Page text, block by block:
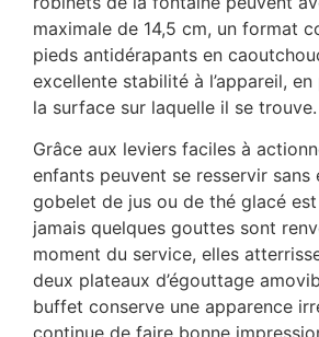
maximale de 14,5 cm, un format
pieds antidérapants en
excellente stabilité à l’appareil,
la surface sur laquelle il se trouve.
Grâce aux leviers faciles à
enfants peuvent se resservir
gobelet de jus ou de thé glacé
jamais quelques gouttes sont
moment du service, elles
deux plateaux d’égouttage
buffet conserve une apparence